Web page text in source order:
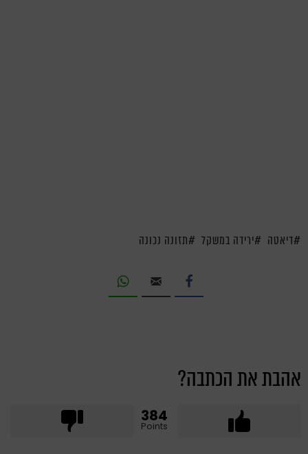
דיאטה ירידה במשקל תזונה נכונה
אהבת את הכתבה?
384
Points